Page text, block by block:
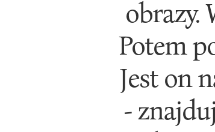
obrazy.
Potem
Jest on
-